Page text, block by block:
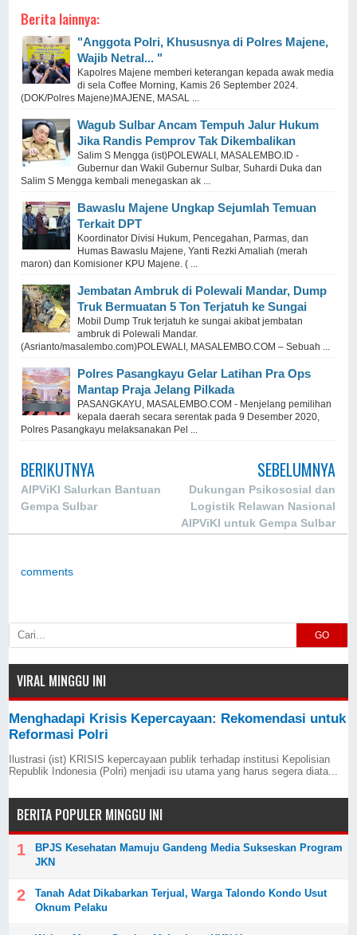
Berita lainnya:
"Anggota Polri, Khususnya di Polres Majene,
Wajib Netral... "
Kapolres Majene memberi keterangan kepada awak media
di sela Coffee Morning, Kamis 26 September 2024.
(DOK/Polres Majene)MAJENE, MASAL ...
Wagub Sulbar Ancam Tempuh Jalur Hukum
Jika Randis Pemprov Tak Dikembalikan
Salim S Mengga (ist)POLEWALI, MASALEMBO.ID -
Gubernur dan Wakil Gubernur Sulbar, Suhardi Duka dan
Salim S Mengga kembali menegaskan ak ...
Bawaslu Majene Ungkap Sejumlah Temuan
Terkait DPT
Koordinator Divisi Hukum, Pencegahan, Parmas, dan
Humas Bawaslu Majene, Yanti Rezki Amaliah (merah
maron) dan Komisioner KPU Majene. ( ...
Jembatan Ambruk di Polewali Mandar, Dump
Truk Bermuatan 5 Ton Terjatuh ke Sungai
Mobil Dump Truk terjatuh ke sungai akibat jembatan
ambruk di Polewali Mandar.
(Asrianto/masalembo.com)POLEWALI, MASALEMBO.COM – Sebuah ...
Polres Pasangkayu Gelar Latihan Pra Ops
Mantap Praja Jelang Pilkada
PASANGKAYU, MASALEMBO.COM - Menjelang pemilihan
kepala daerah secara serentak pada 9 Desember 2020,
Polres Pasangkayu melaksanakan Pel ...
BERIKUTNYA
AIPViKI Salurkan Bantuan
Gempa Sulbar
SEBELUMNYA
Dukungan Psikososial dan
Logistik Relawan Nasional
AIPViKI untuk Gempa Sulbar
comments
GO
VIRAL MINGGU INI
Menghadapi Krisis Kepercayaan: Rekomendasi untuk
Reformasi Polri
Ilustrasi (ist) KRISIS kepercayaan publik terhadap institusi Kepolisian
Republik Indonesia (Polri) menjadi isu utama yang harus segera diata...
BERITA POPULER MINGGU INI
BPJS Kesehatan Mamuju Gandeng Media Sukseskan Program
JKN
Tanah Adat Dikabarkan Terjual, Warga Talondo Kondo Usut
Oknum Pelaku